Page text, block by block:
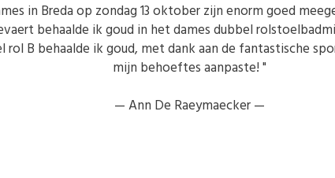
in Breda op zondag 13 oktober zijn enorm goed
behaalde ik goud in het dames dubbel
rol B behaalde ik goud, met dank aan de fantastische
mijn behoeftes aanpaste! "
—Ann De Raeymaecker —